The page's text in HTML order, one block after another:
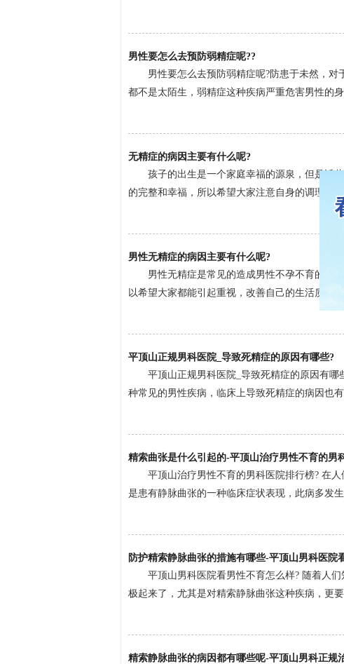
男性要怎么去预防弱精症呢??
男性要怎么去预防弱精症呢?防患于未然，
都不是太陌生，弱精症这种疾病严重危害男性的
无精症的病因主要有什么呢?
孩子的出生是一个家庭幸福的源泉，但是近
的完整和幸福，所以希望大家注意自身的调理，
男性无精症的病因主要有什么呢?
男性无精症是常见的造成男性不孕不育的一
以希望大家都能引起重视，改善自己的生活质量
平顶山正规男科医院_导致死精症的原因有哪些?
平顶山正规男科医院_导致死精症的原因有
种常见的男性疾病，临床上导致死精症的病因也
精索曲张是什么引起的-平顶山治疗男性不育的男
平顶山治疗男性不育的男科医院排行榜? 在
是患有静脉曲张的一种临床症状表现，此病多发
防护精索静脉曲张的措施有哪些-平顶山男科医院
平顶山男科医院看男性不育怎么样? 随着人
极起来了，尤其是对精索静脉曲张这种疾病，更
精索静脉曲张的病因都有哪些呢-平顶山男科正规